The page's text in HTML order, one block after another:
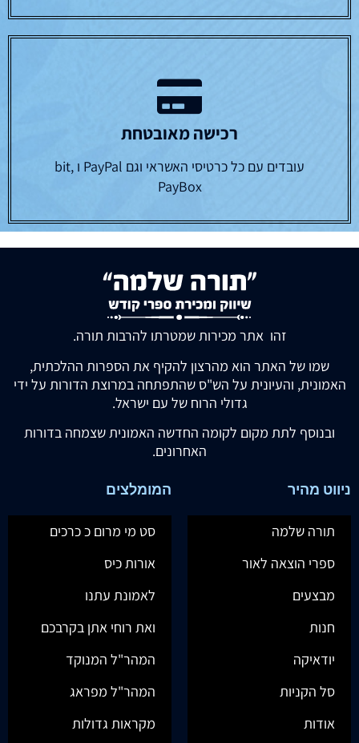
רכישה מאובטחת
עובדים עם כל כרטיסי האשראי וגם PayPal ו bit,
PayBox
זהו אתר מכירות שמטרתו להרבות תורה.
שמו של האתר הוא מהרצון להקיף את הספרות ההלכתית,
האמונית, והעיונית על הש"ס שהתפתחה במרוצת הדורות על ידי
גדולי הרוח של עם ישראל.
ובנוסף לתת מקום לקומה החדשה האמונית שצמחה בדורות
האחרונים.
ניווט מהיר
תורה שלמה
ספרי הוצאה לאור
מבצעים
חנות
יודאיקה
סל הקניות
אודות
המומלצים
סט מי מרום כ כרכים
אורות כיס
לאמונת עתנו
ואת רוחי אתן בקרבכם
המהר"ל המנוקד
המהר"ל מפראג
מקראות גדולות